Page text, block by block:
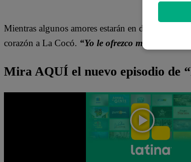
Mientras algunos amores estarán en duda,
corazón a La Cocó. “Yo le ofrezco mi amor”,
Mira AQUÍ el nuevo episodio de